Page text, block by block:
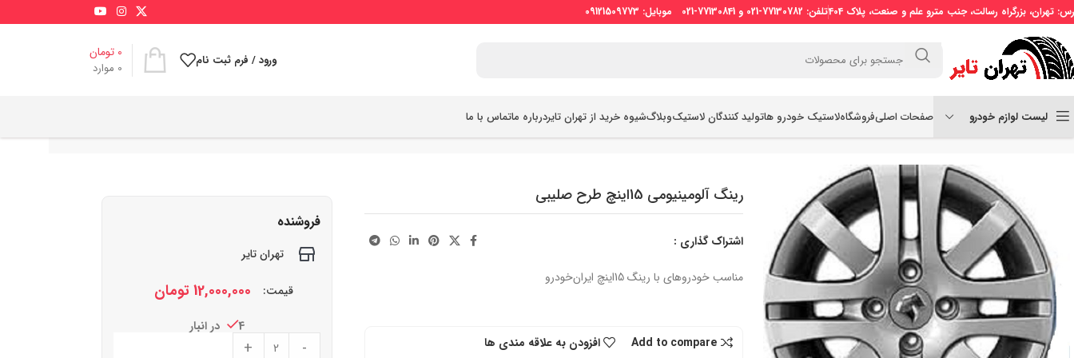
تهران، بزرگراه رسالت، جنب مترو علم و صنعت، پلاک 404 تلفن: 77130782-021 و 77130841-021 موبایل: 09121509773
ورود / فرم ثبت نام 0 موارد
0 تومان
لیست لوازم خودرو صفحات اصلیفروشگاهلاستیک خودرو هاتولید کنندگان لاستیکوبلاگشیوه خرید از تهران تایردرباره ماتماس با ما
خانه رینگ آلومینیومی 15اینچ طرح صلیبی
رینگ آلومینیومی 15اینچ طرح صلیبی
اشتراک گذاری :
مناسب خودروهای با رینگ 15اینچ ایران‌خودرو
Add to compare
افزودن به علاقه مندی ها
فروشنده
تهران تایر
قیمت: 12,000,000تومان
4 در انبار
-
+